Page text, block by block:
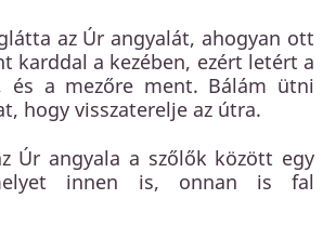
az Úr angyalát, ahogyan ott
karddal a kezében, ezért letért a
és a mezőre ment. Bálám ütni
hogy visszaterelje az útra.
Úr angyala a szőlők között egy
innen is, onnan is fal